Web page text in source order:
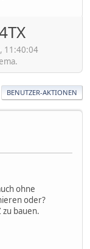
11:40:04
BENUTZER-AKTIONEN
ohne
oder?
zu bauen.